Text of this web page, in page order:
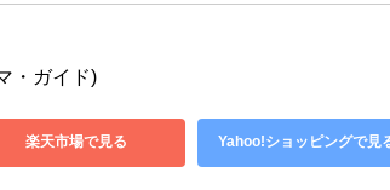
・ガイド)
楽天市場で見る Yahoo!ショッピングで見